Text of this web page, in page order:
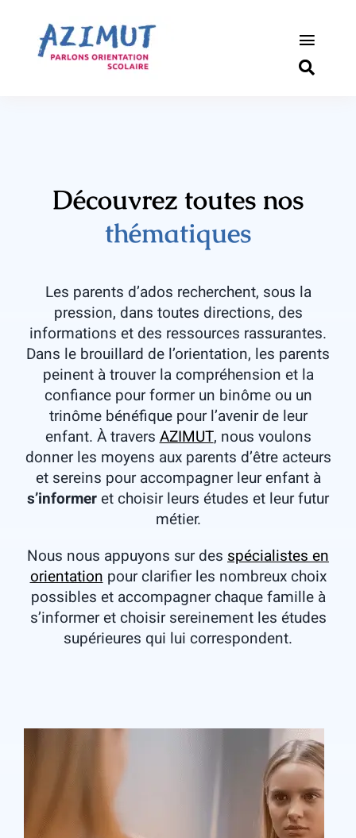
contenu
Toggle
Découvrez toutes nos
thématiques
Les parents d’ados recherchent, sous la
pression, dans toutes directions, des
informations et des ressources rassurantes.
Dans le brouillard de l’orientation, les parents
peinent à trouver la compréhension et la
confiance pour former un binôme ou un
trinôme bénéfique pour l’avenir de leur
enfant. À traversAZIMUT, nous voulons
donner les moyens aux parents d’être acteurs
et sereins pour accompagner leur enfant à
s’informeret choisir leurs études et leur futur
métier.
Nous nous appuyons sur des spécialistes en
orientationpour clarifier les nombreux choix
possibles et accompagner chaque famille à
s’informer et choisir sereinement les études
supérieures qui lui correspondent.